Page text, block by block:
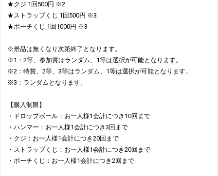
★クジ 1回500円 ※2
★ストラップくじ 1回500円 ※3
★ポーチくじ 1回1000円 ※3
※景品は無くなり次第終了となります。
※1：2等、参加賞はランダム、1等は選択が可能となります。
※2：特賞、2等、3等はランダム、1等は選択が可能となります。
※3：ランダムとなります。
【購入制限】
・ドロップボール：お一人様1会計につき10回まで
・ハンマー：お一人様1会計につき3回まで
・クジ：お一人様1会計につき20回まで
・ストラップくじ：お一人様1会計につき20回まで
・ポーチくじ：お一人様1会計につき2回まで